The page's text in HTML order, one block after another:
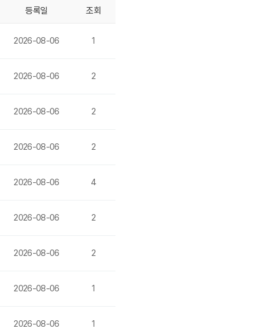
등록일 조회
2026-08-06 1
2026-08-06 2
2026-08-06 2
2026-08-06 2
2026-08-06 4
2026-08-06 2
2026-08-06 2
2026-08-06 1
2026-08-06 1